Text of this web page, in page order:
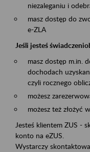
niezaleganiu i
masz dostęp do
e-ZLA
Jeśli jesteś
masz dostęp m.in.
dochodach
czyli rocznego
możesz
możesz też złożyć
Jesteś klientem ZUS -
konto na eZUS.
Wystarczy